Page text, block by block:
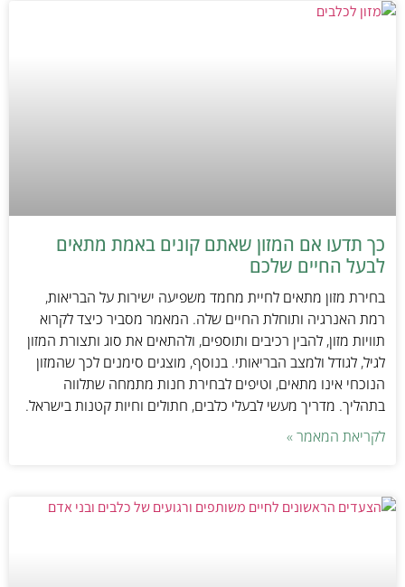
כך תדעו אם המזון שאתם קונים באמת מתאים
לבעל החיים שלכם
בחירת מזון מתאים לחיית מחמד משפיעה ישירות על הבריאות,
רמת האנרגיה ותוחלת החיים שלה. המאמר מסביר כיצד לקרוא
תוויות מזון, להבין רכיבים ותוספים, ולהתאים את סוג ותצורת המזון
לגיל, לגודל ולמצב הבריאותי. בנוסף, מוצגים סימנים לכך שהמזון
הנוכחי אינו מתאים, וטיפים לבחירת חנות מתמחה שתלווה
בתהליך. מדריך מעשי לבעלי כלבים, חתולים וחיות קטנות בישראל.
לקריאת המאמר »